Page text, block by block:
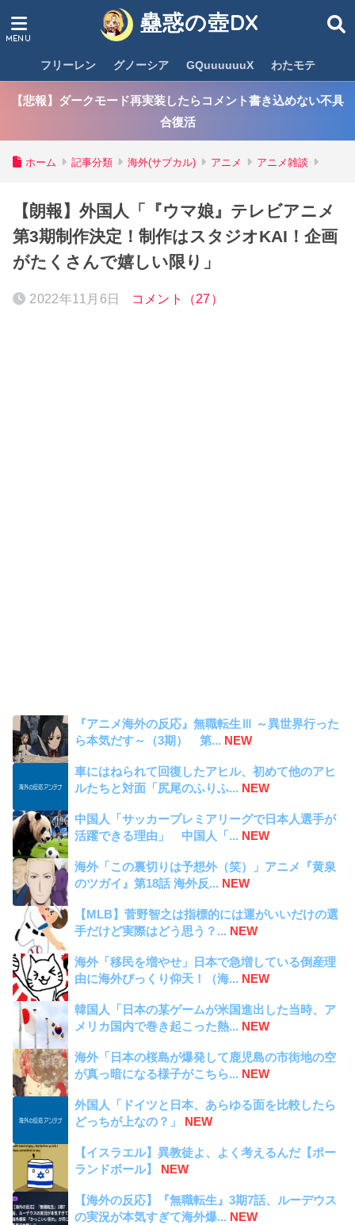
蠱惑の壺DX
フリーレン グノーシア GQuuuuuuX わたモテ
【悲報】ダークモード再実装したらコメント書き込めない不具
合復活
ホーム 記事分類 海外(サブカル) アニメ アニメ雑談
【朗報】外国人「『ウマ娘』テレビアニメ
第3期制作決定！制作はスタジオKAI！企画
がたくさんで嬉しい限り」
2022年11月6日 コメント（27）
『アニメ海外の反応』無職転生Ⅲ ～異世界行った
ら本気だす～（3期） 第... NEW
車にはねられて回復したアヒル、初めて他のアヒ
ルたちと対面「尻尾のふりふ... NEW
中国人「サッカープレミアリーグで日本人選手が
活躍できる理由」 中国人「... NEW
海外「この裏切りは予想外（笑）」アニメ『黄泉
のツガイ』第18話 海外反... NEW
【MLB】菅野智之は指標的には運がいいだけの選
手だけど実際はどう思う？... NEW
海外「移民を増やせ」日本で急増している倒産理
由に海外びっくり仰天！（海... NEW
韓国人「日本の某ゲームが米国進出した当時、ア
メリカ国内で巻き起こった熱... NEW
海外「日本の桜島が爆発して鹿児島の市街地の空
が真っ暗になる様子がこちら... NEW
外国人「ドイツと日本、あらゆる面を比較したら
どっちが上なの？」
NEW
【イスラエル】異教徒よ、よく考えるんだ【ポー
ランドボール】
NEW
【海外の反応】『無職転生』3期7話、ルーデウス
の実況が本気すぎて海外爆... NEW